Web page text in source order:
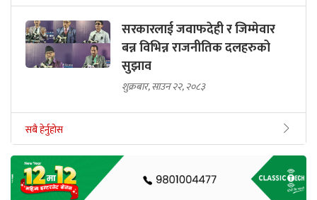
सरकारलाई जवाफदेही र जिम्मेवार
बन्न विभिन्न राजनीतिक दलहरुको
सुझाव
शुक्रबार, साउन २२, २०८३
सबै हेर्नुहोस